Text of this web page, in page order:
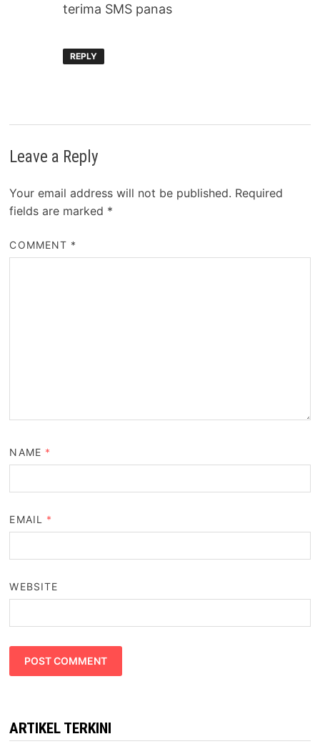
terima SMS panas
REPLY
Leave a Reply
Your email address will not be published. Required
fields are marked *
COMMENT *
NAME *
EMAIL *
WEBSITE
ARTIKEL TERKINI